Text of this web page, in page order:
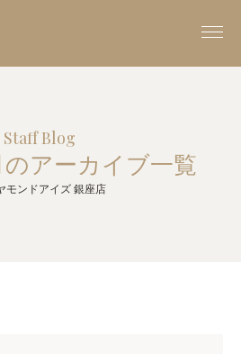
Staff Blog
のアーカイブ一覧
モンドアイズ 銀座店